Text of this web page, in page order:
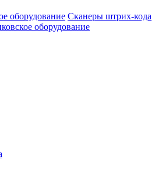
оборудование Сканеры штрих-кода
оборудование